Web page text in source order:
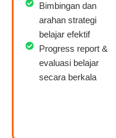
Bimbingan dan
arahan strategi
belajar efektif
Progress report &
evaluasi belajar
secara berkala